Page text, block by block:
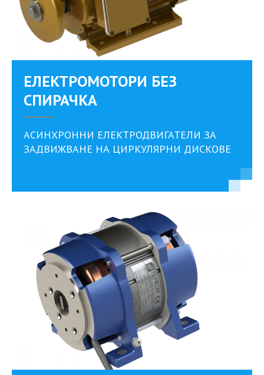
EЛЕКТРОМОТОРИ БЕЗ
СПИРАЧКА
АСИНХРОННИ ЕЛЕКТРОДВИГАТЕЛИ ЗА
ЗАДВИЖВАНЕ НА ЦИРКУЛЯРНИ ДИСКОВЕ